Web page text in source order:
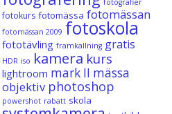
fotografier
fotokurs fotomässa fotomässan
fotomässan 2009 fotoskola
fototävling framkallning gratis
HDR iso kamera kurs
lightroom mark II mässa
objektiv photoshop
powershot rabatt skola